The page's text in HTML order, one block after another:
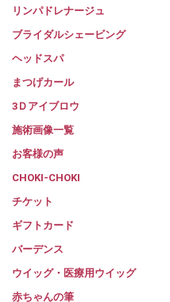
リンパドレナージュ
ブライダルシェービング
ヘッドスパ
まつげカール
3Ｄアイブロウ
施術画像一覧
お客様の声
CHOKI-CHOKI
チケット
ギフトカード
バーデンス
ウイッグ・医療用ウイッグ
赤ちゃんの筆